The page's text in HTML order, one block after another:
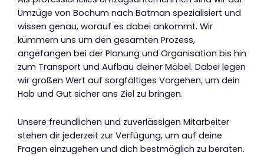
Umzüge von Bochum nach Batman spezialisiert und
wissen genau, worauf es dabei ankommt. Wir
kümmern uns um den gesamten Prozess,
angefangen bei der Planung und Organisation bis hin
zum Transport und Aufbau deiner Möbel. Dabei legen
wir großen Wert auf sorgfältiges Vorgehen, um dein
Hab und Gut sicher ans Ziel zu bringen.
Unsere freundlichen und zuverlässigen Mitarbeiter
stehen dir jederzeit zur Verfügung, um auf deine
Fragen einzugehen und dich bestmöglich zu beraten.